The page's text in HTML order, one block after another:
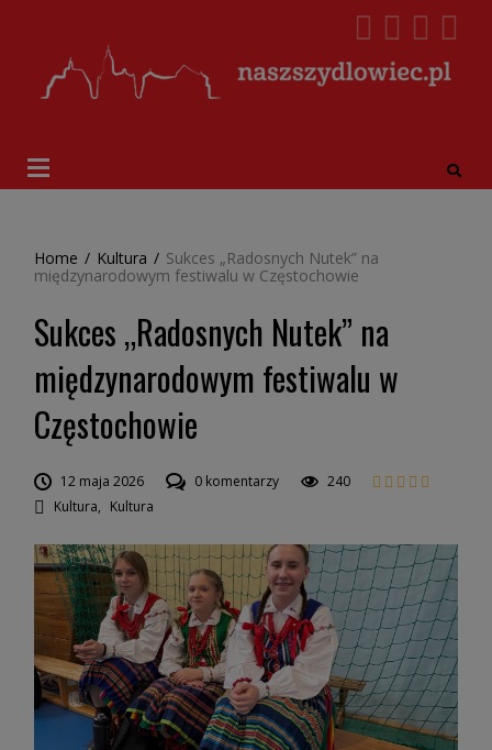
Home / Kultura / Sukces „Radosnych Nutek” na
międzynarodowym festiwalu w Częstochowie
Sukces „Radosnych Nutek” na
międzynarodowym festiwalu w
Częstochowie
12 maja 2026 0 komentarzy
240
Kultura, Kultura